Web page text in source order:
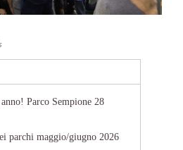
Parco Sempione 28
parchi maggio/giugno 2026